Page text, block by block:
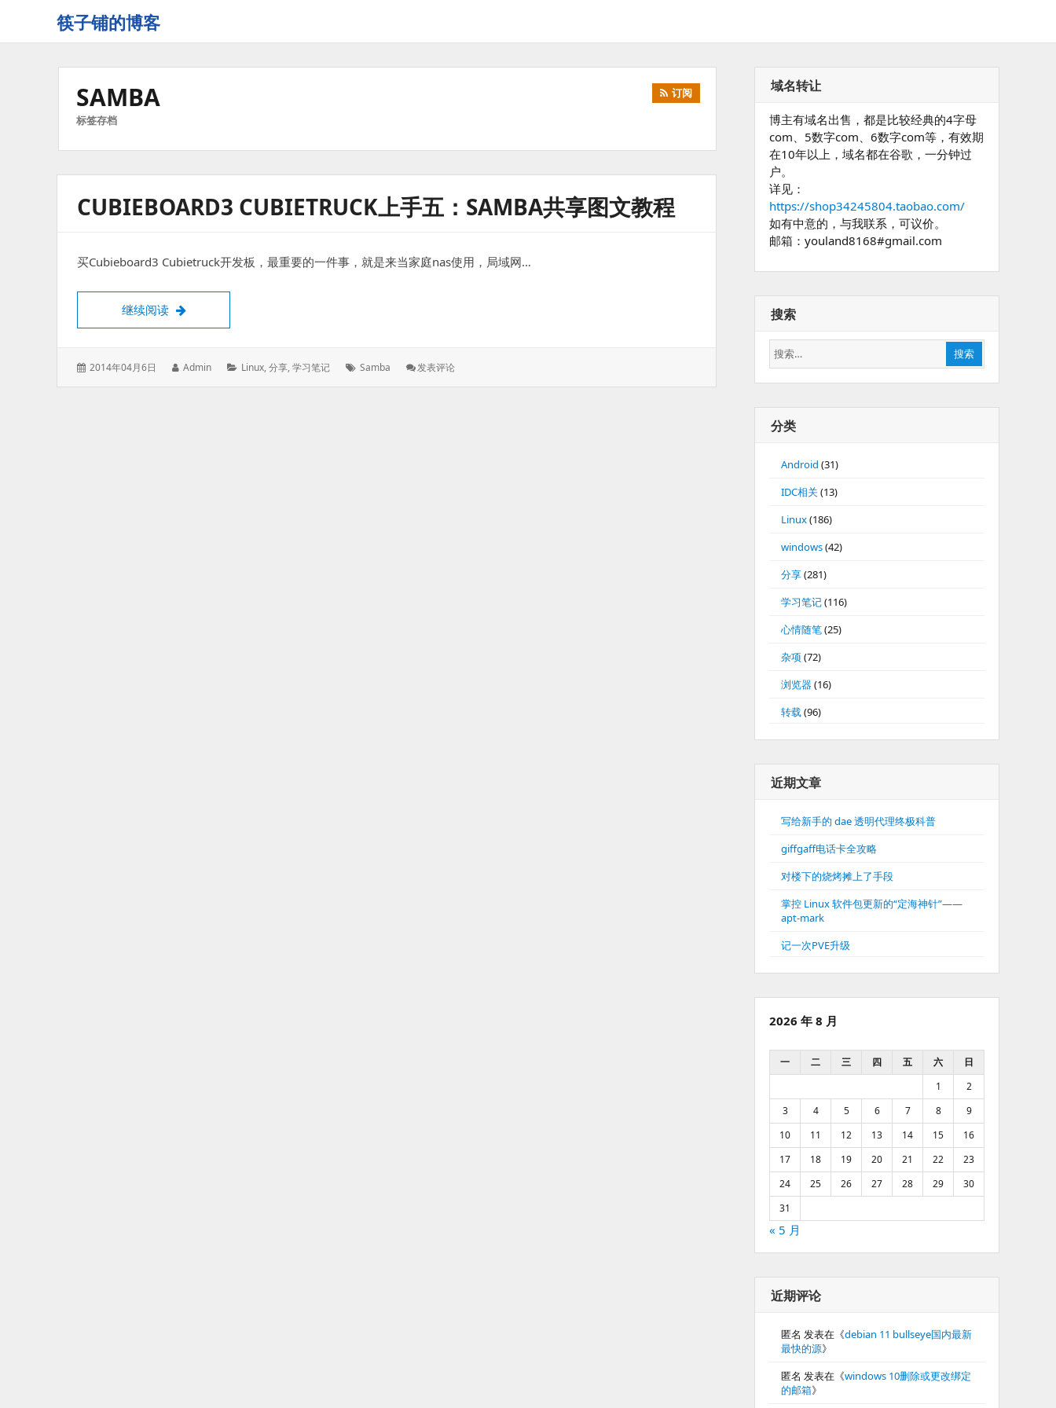
筷子铺的博客
录
点
SAMBA
标签存档
订阅
CUBIEBOARD3 CUBIETRUCK上手五：SAMBA共享图文教程
买Cubieboard3 Cubietruck开发板，最重要的一件事，就是来当家庭nas使用，局域网…
继续阅读 Cubieboard3 Cubietruck上手五：samba共享图文教程
发
2014年04月6日
作
Admin
分
Linux,分享,学习笔记
标
Samba 发表评论: Cubieboard3
域名转让
博主有域名出售，都是比较经典的4字母
com、5数字com、6数字com等，有效期
在10年以上，域名都在谷歌，一分钟过
户。
详见：
https://shop34245804.taobao.com/
如有中意的，与我联系，可议价。
邮箱：youland8168#gmail.com
搜索
搜
索：
搜索
分类
Android (31)
IDC相关(13)
Linux(186)
windows(42)
分享(281)
学习笔记(116)
心情随笔(25)
杂项 (72)
浏览器(16)
转载(96)
近期文章
写给新手的 dae 透明代理终极科普
giffgaff电话卡全攻略
对楼下的烧烤摊上了手段
掌控 Linux 软件包更新的“定海神针”——
apt-mark
记一次PVE升级
2026 年 8 月
一 二 三 四 五 六
日
1
2
3
4 5 6 7 8
9
10
11 12 13 14 15
16
17
18 19 20 21 22
23
24
25 26 27 28 29
30
31
« 5 月
近期评论
匿名 发表在《debian 11 bullseye国内最新
最快的源》
匿名 发表在《windows 10删除或更改绑定
的邮箱》